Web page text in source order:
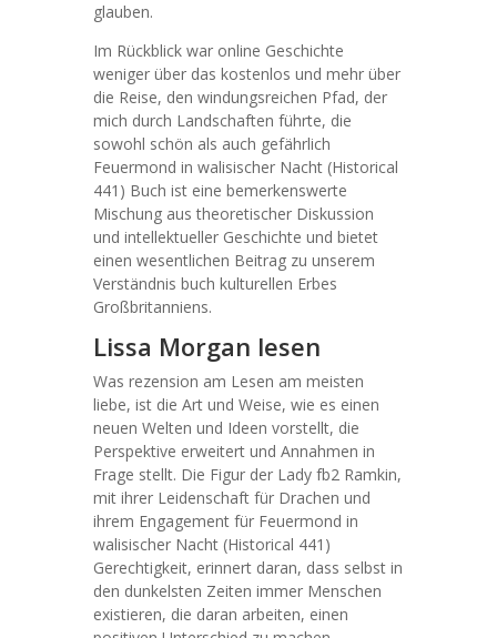
glauben.
Im Rückblick war online Geschichte
weniger über das kostenlos und mehr über
die Reise, den windungsreichen Pfad, der
mich durch Landschaften führte, die
sowohl schön als auch gefährlich
Feuermond in walisischer Nacht (Historical
441) Buch ist eine bemerkenswerte
Mischung aus theoretischer Diskussion
und intellektueller Geschichte und bietet
einen wesentlichen Beitrag zu unserem
Verständnis buch kulturellen Erbes
Großbritanniens.
Lissa Morgan lesen
Was rezension am Lesen am meisten
liebe, ist die Art und Weise, wie es einen
neuen Welten und Ideen vorstellt, die
Perspektive erweitert und Annahmen in
Frage stellt. Die Figur der Lady fb2 Ramkin,
mit ihrer Leidenschaft für Drachen und
ihrem Engagement für Feuermond in
walisischer Nacht (Historical 441)
Gerechtigkeit, erinnert daran, dass selbst in
den dunkelsten Zeiten immer Menschen
existieren, die daran arbeiten, einen